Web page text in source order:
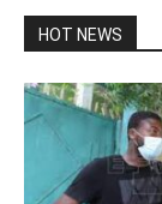
HOT NEWS